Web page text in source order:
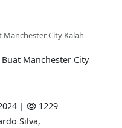
Manchester City Kalah
|
1229
Silva,